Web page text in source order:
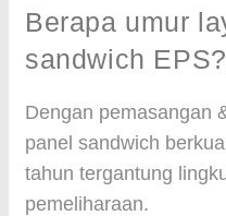
Berapa umur
sandwich EPS?
Dengan pemasangan
panel sandwich
tahun tergantung
pemeliharaan.